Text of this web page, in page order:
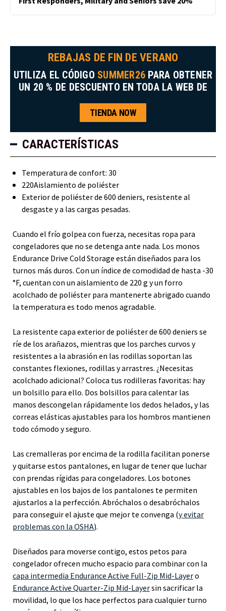
REBAJAS DE FIN DE VERANO
UTILIZA EL CÓDIGO SUMMER26 PARA OBTENER
UN 20 % DE DESCUENTO EN TODA LA WEB DE
TIENDA NOW
CARACTERÍSTICAS
Temperatura de confort: 30
220Aislamiento de poliéster
Exterior de poliéster de 600 deniers, resistente al
desgaste y a las cargas pesadas.
Cuando el frío golpea con fuerza, necesitas ropa para
congeladores que no se detenga ante nada. Los monos
Endurance Drive Cold Storage están diseñados para los
turnos más duros. Con un índice de comodidad de hasta -30
°F, cuentan con un aislamiento de 220 g y un forro
acolchado de poliéster para mantenerte abrigado cuando
la temperatura es todo menos agradable.
La resistente capa exterior de poliéster de 600 deniers se
ríe de los arañazos, mientras que los parches curvos y
resistentes a la abrasión en las rodillas soportan las
constantes flexiones, rodillas y arrastres. ¿Necesitas
acolchado adicional? Coloca tus rodilleras favoritas: hay
un bolsillo para ello. Dos bolsillos para calentar las
manos descongelan rápidamente los dedos helados, y las
correas elásticas ajustables para los hombros mantienen
todo cómodo y seguro.
Las cremalleras por encima de la rodilla facilitan ponerse
y quitarse estos pantalones, en lugar de tener que luchar
con prendas rígidas para congeladores. Los botones
ajustables en los bajos de los pantalones te permiten
ajustarlos a la perfección. Abróchalos o desabróchalos
para conseguir el ajuste que mejor te convenga (y evitar
problemas con la OSHA).
Diseñados para moverse contigo, estos petos para
congelador ofrecen mucho espacio para combinar con la
capa intermedia Endurance Active Full-Zip Mid-Layero
Endurance Active Quarter-Zip Mid-Layersin sacrificar la
movilidad, lo que los hace perfectos para cualquier turno